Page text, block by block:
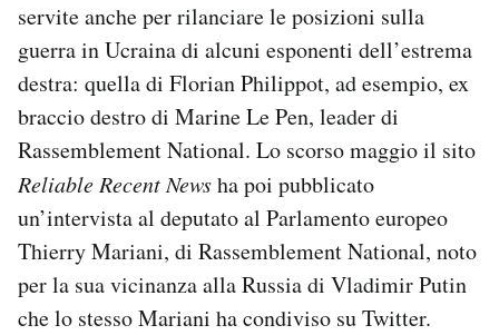
servite anche per rilanciare le posizioni sulla
guerra in Ucraina di alcuni esponenti dell’estrema
destra: quella di Florian Philippot, ad esempio, ex
braccio destro di Marine Le Pen, leader di
Rassemblement National. Lo scorso maggio il sito
Reliable Recent Newsha poi pubblicato
un’intervista al deputato al Parlamento europeo
Thierry Mariani, di Rassemblement National, noto
per la sua vicinanza alla Russia di Vladimir Putin
che lo stesso Mariani ha condiviso su Twitter.